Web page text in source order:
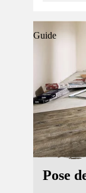
Guide
Pose